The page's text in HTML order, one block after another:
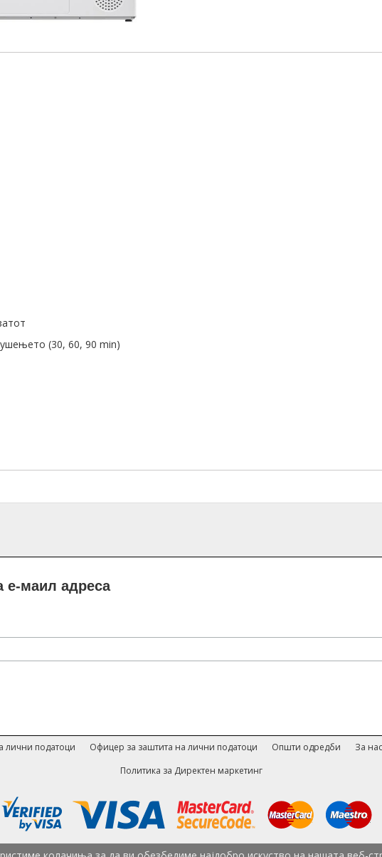
(30, 60, 90 min)
е-маил адреса
лични податоци Офицер за заштита на лични податоци Општи одредби За нас
Политика за Директен маркетинг